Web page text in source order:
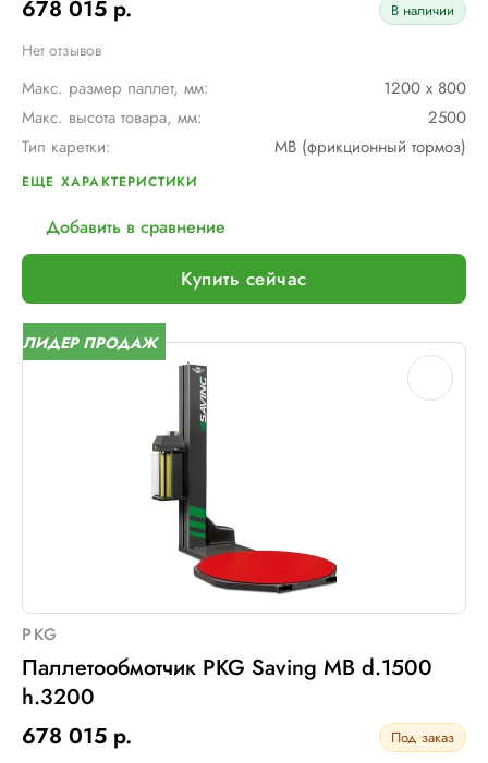
678 015 р. В наличии
Нет отзывов
Макс. размер паллет, мм:
1200 х 800
Макс. высота товара, мм:
2500
Тип каретки:
MB (фрикционный тормоз)
Скорость обмотки:
Мин. размер паллет, мм:
Тип питания:
220В
Макс. вес рулона с пленкой, кг:
16
Макс. внеш. диаметр рулона с пленкой, мм:
Шир. рулона с пленкой, мм:
500
Макс. грузоподъемность, кг:
2000 (Опция: 3000 )
Электрическое подключение:
Установленная мощность::
ЕЩЕ ХАРАКТЕРИСТИКИ
Добавить в сравнение
Купить сейчас
ЛИДЕР ПРОДАЖ
PKG
Паллетообмотчик PKG Saving MB d.1500
h.3200
678 015 р.
Под заказ